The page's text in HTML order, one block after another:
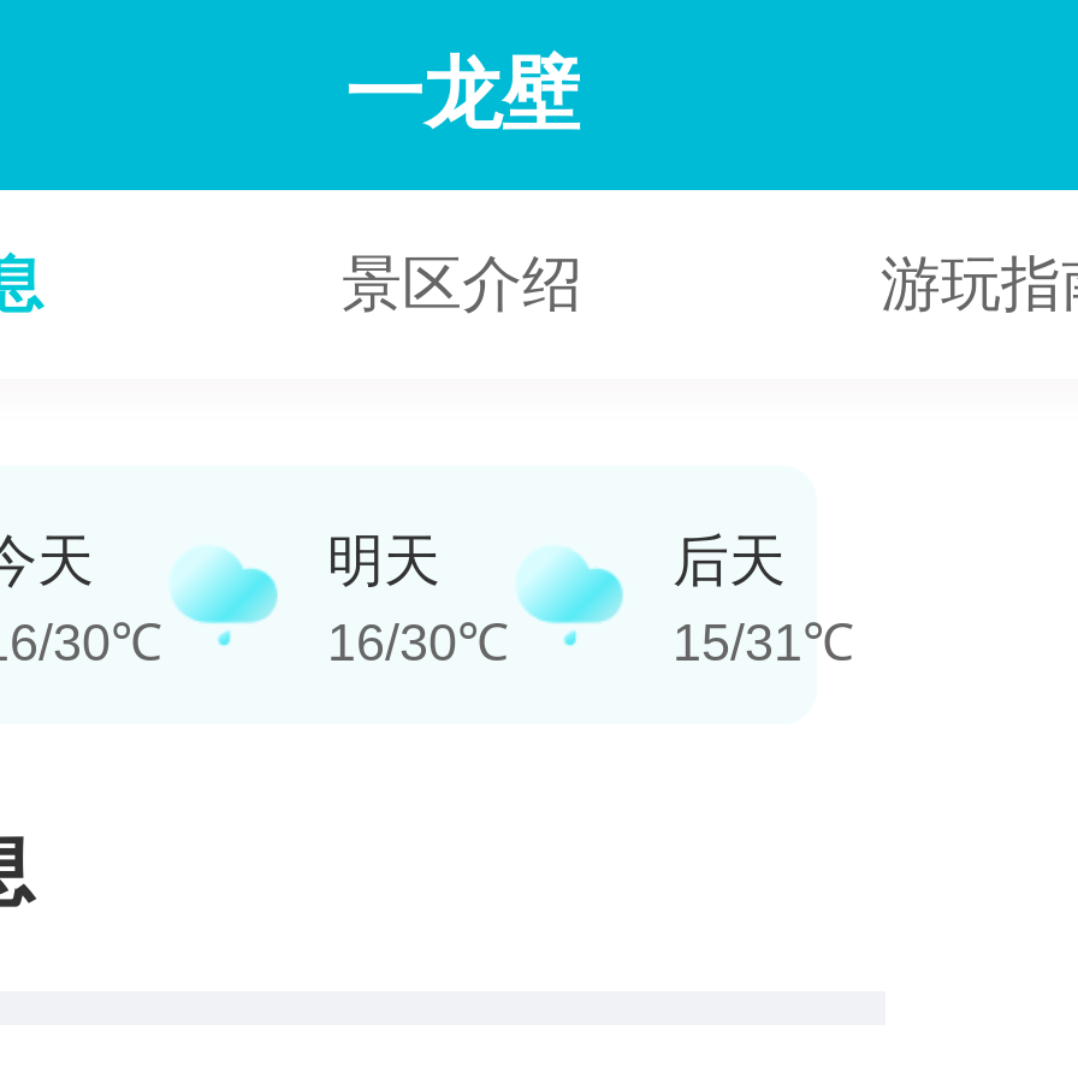
一龙壁
景区介绍 游玩指
天
30℃
明天
16/30℃
后天
15/31℃